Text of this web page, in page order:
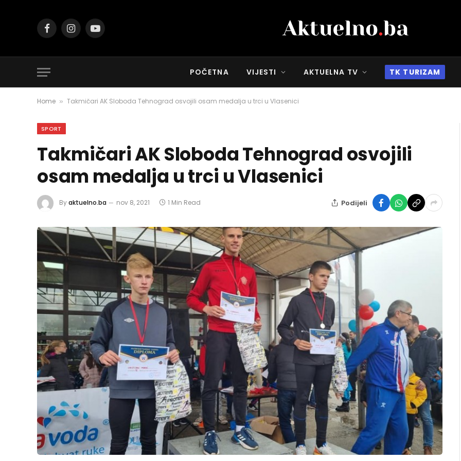
FacebookInstagramYouTube
POČETNA VIJESTI AKTUELNA TV TK TURIZAM
Home » Takmičari AK Sloboda Tehnograd osvojili osam medalja u trci u Vlasenici
SPORT
Takmičari AK Sloboda Tehnograd osvojili
osam medalja u trci u Vlasenici
Byaktuelno.ba nov 8, 2021 1 Min Read Podijeli